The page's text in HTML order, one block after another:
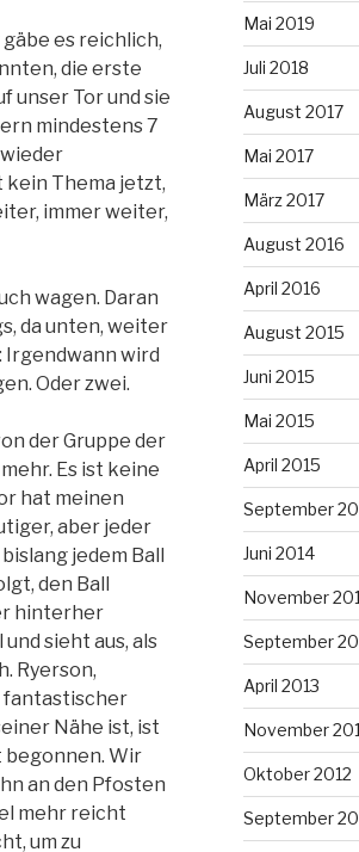
es reichlich,
die erste
unser Tor und sie
mindestens 7
kein Thema jetzt,
immer weiter,
wagen. Daran
da unten, weiter
Irgendwann wird
Oder zwei.
der Gruppe der
Es ist keine
hat meinen
aber jeder
jedem Ball
den Ball
hinterher
sieht aus, als
Ryerson,
fantastischer
Nähe ist, ist
begonnen. Wir
an den Pfosten
mehr reicht
um zu
Mai 2019
Juli 2018
August 2017
Mai 2017
März 2017
August 2016
April 2016
August 2015
Juni 2015
Mai 2015
April 2015
September
Juni 2014
November
September
April 2013
November
Oktober 2012
September